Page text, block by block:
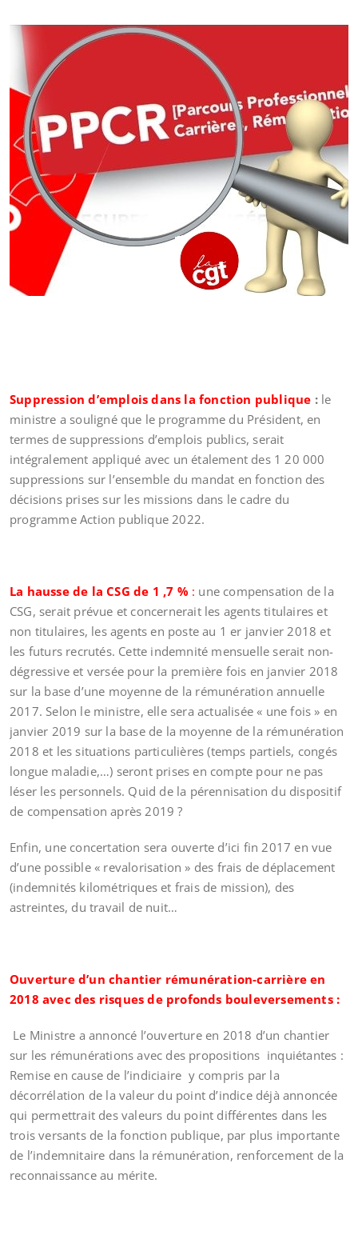
Suppression d’emplois dans la fonction publique : le
ministre a souligné que le programme du Président, en
termes de suppressions d’emplois publics, serait
intégralement appliqué avec un étalement des 1 20 000
suppressions sur l’ensemble du mandat en fonction des
décisions prises sur les missions dans le cadre du
programme Action publique 2022.
La hausse de la CSG de 1 ,7 % : une compensation de la
CSG, serait prévue et concernerait les agents titulaires et
non titulaires, les agents en poste au 1 er janvier 2018 et
les futurs recrutés. Cette indemnité mensuelle serait non-
dégressive et versée pour la première fois en janvier 2018
sur la base d’une moyenne de la rémunération annuelle
2017. Selon le ministre, elle sera actualisée « une fois » en
janvier 2019 sur la base de la moyenne de la rémunération
2018 et les situations particulières (temps partiels, congés
longue maladie,…) seront prises en compte pour ne pas
léser les personnels. Quid de la pérennisation du dispositif
de compensation après 2019 ?
Enfin, une concertation sera ouverte d’ici fin 2017 en vue
d’une possible « revalorisation » des frais de déplacement
(indemnités kilométriques et frais de mission), des
astreintes, du travail de nuit…
Ouverture d’un chantier rémunération-carrière en
2018 avec des risques de profonds bouleversements :
Le Ministre a annoncé l’ouverture en 2018 d’un chantier
sur les rémunérations avec des propositions inquiétantes :
Remise en cause de l’indiciaire y compris par la
décorrélation de la valeur du point d’indice déjà annoncée
qui permettrait des valeurs du point différentes dans les
trois versants de la fonction publique, par plus importante
de l’indemnitaire dans la rémunération, renforcement de la
reconnaissance au mérite.